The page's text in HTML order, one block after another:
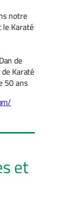
notre
le Karaté
de
Karaté
50 ans
et